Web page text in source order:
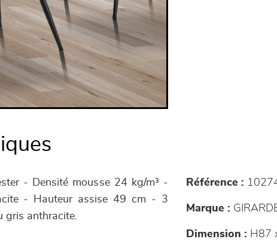
- Densité mousse 24 kg/m³ -
- Hauteur assise 49 cm - 3
gris anthracite.
Référence :
Marque :
Dimension : H87